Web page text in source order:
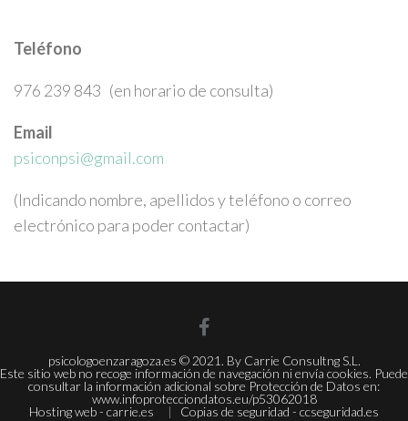
Teléfono
976 239 843 (en horario de consulta)
Email
psiconpsi@gmail.com
(Indicando nombre, apellidos y teléfono o correo
electrónico para poder contactar)
psicologoenzaragoza.es © 2021. By Carrie Consultng S.L.
Este sitio web no recoge información de navegación ni envía cookies. Puede
consultar la información adicional sobre Protección de Datos en:
www.infoprotecciondatos.eu/p53062018
Hosting web - carrie.es | Copias de seguridad - ccseguridad.es